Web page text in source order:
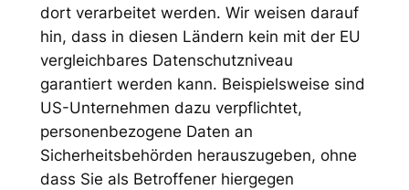
dort verarbeitet werden. Wir weisen darauf
hin, dass in diesen Ländern kein mit der EU
vergleichbares Datenschutzniveau
garantiert werden kann. Beispielsweise sind
US-Unternehmen dazu verpflichtet,
personenbezogene Daten an
Sicherheitsbehörden herauszugeben, ohne
dass Sie als Betroffener hiergegen